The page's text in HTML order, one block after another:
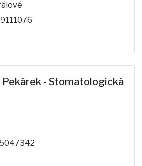
Pekárek - Stomatologická